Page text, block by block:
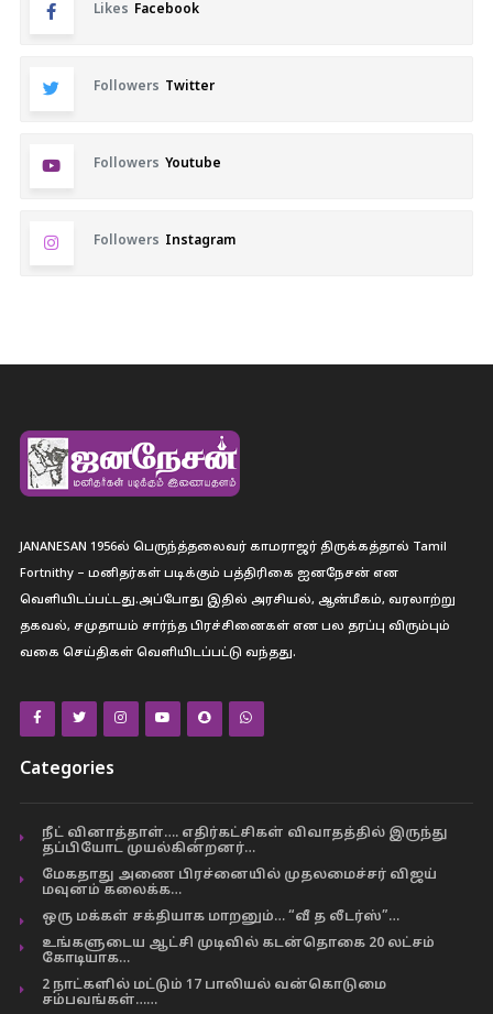
Likes Facebook
Followers Twitter
Followers Youtube
Followers Instagram
JANANESAN 1956ல் பெருந்த்தலைவர் காமராஜர் திருக்கத்தால் Tamil
Fortnithy – மனிதர்கள் படிக்கும் பத்திரிகை ஐனநேசன் என
வெளியிடப்பட்டது.அப்போது இதில் அரசியல், ஆன்மீகம், வரலாற்று
தகவல், சமுதாயம் சார்ந்த பிரச்சினைகள் என பல தரப்பு விரும்பும்
வகை செய்திகள் வெளியிடப்பட்டு வந்தது.
Categories
நீட் வினாத்தாள்…. எதிர்கட்சிகள் விவாதத்தில் இருந்து
தப்பியோட முயல்கின்றனர்…
மேகதாது அணை பிரச்னையில் முதலமைச்சர் விஜய்
மவுனம் கலைக்க…
ஒரு மக்கள் சக்தியாக மாறனும்… “வீ த லீடர்ஸ்”…
உங்களுடைய ஆட்சி முடிவில் கடன்தொகை 20 லட்சம்
கோடியாக…
2 நாட்களில் மட்டும் 17 பாலியல் வன்கொடுமை
சம்பவங்கள்……